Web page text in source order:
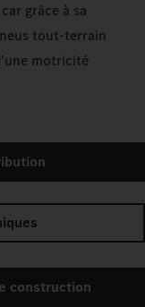
grâce à sa
tout-terrain
motricité
construction